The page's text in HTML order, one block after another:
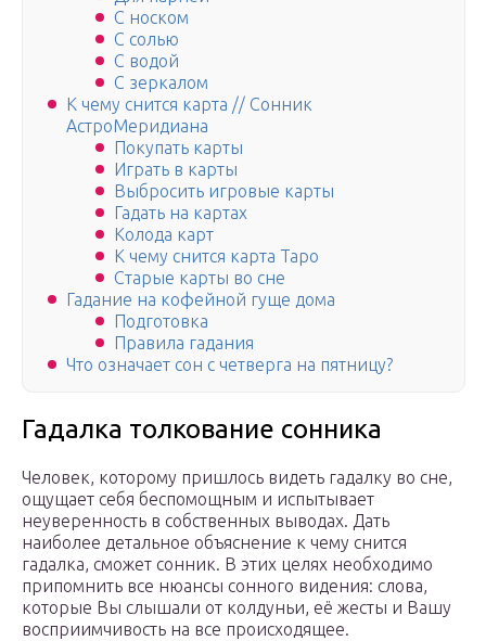
С носком
С солью
С водой
С зеркалом
К чему снится карта // Сонник
АстроМеридиана
Покупать карты
Играть в карты
Выбросить игровые карты
Гадать на картах
Колода карт
К чему снится карта Таро
Старые карты во сне
Гадание на кофейной гуще дома
Подготовка
Правила гадания
Что означает сон с четверга на пятницу?
Гадалка толкование сонника
Человек, которому пришлось видеть гадалку во сне,
ощущает себя беспомощным и испытывает
неуверенность в собственных выводах. Дать
наиболее детальное объяснение к чему снится
гадалка, сможет сонник. В этих целях необходимо
припомнить все нюансы сонного видения: слова,
которые Вы слышали от колдуньи, её жесты и Вашу
восприимчивость на все происходящее.